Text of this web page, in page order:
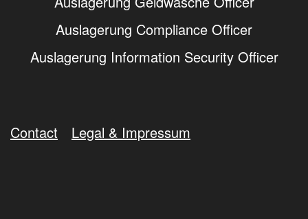
Auslagerung Compliance Officer
Auslagerung Information Security Officer
Contact Legal & Impressum